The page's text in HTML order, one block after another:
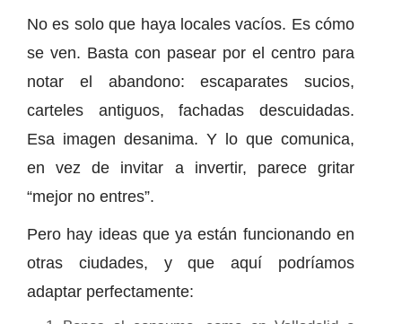
No es solo que haya locales vacíos. Es cómo
se ven. Basta con pasear por el centro para
notar el abandono: escaparates sucios,
carteles antiguos, fachadas descuidadas.
Esa imagen desanima. Y lo que comunica,
en vez de invitar a invertir, parece gritar
“mejor no entres”.
Pero hay ideas que ya están funcionando en
otras ciudades, y que aquí podríamos
adaptar perfectamente: